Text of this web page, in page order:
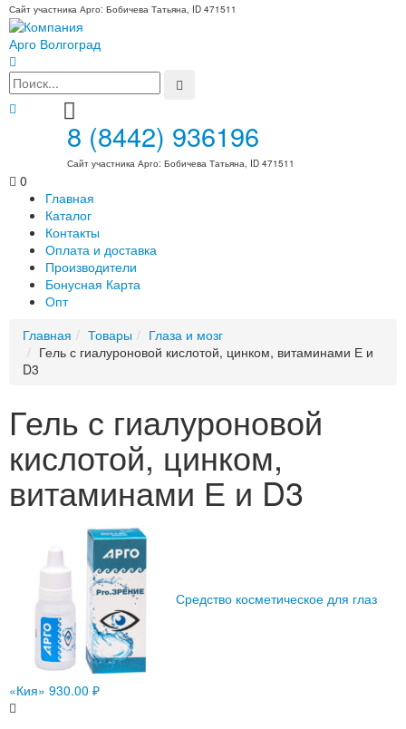
Сайт участника Арго: Бобичева Татьяна, ID 471511
8 (8442) 936196
Сайт участника Арго: Бобичева Татьяна, ID 471511
0
Главная
Каталог
Контакты
Оплата и доставка
Производители
Бонусная Карта
Опт
Главная
Товары
Глаза и мозг
Гель с гиалуроновой кислотой, цинком, витаминами Е и
D3
Гель с гиалуроновой
кислотой, цинком,
витаминами Е и D3
Средство косметическое для глаз
«Кия» 930.00 ₽